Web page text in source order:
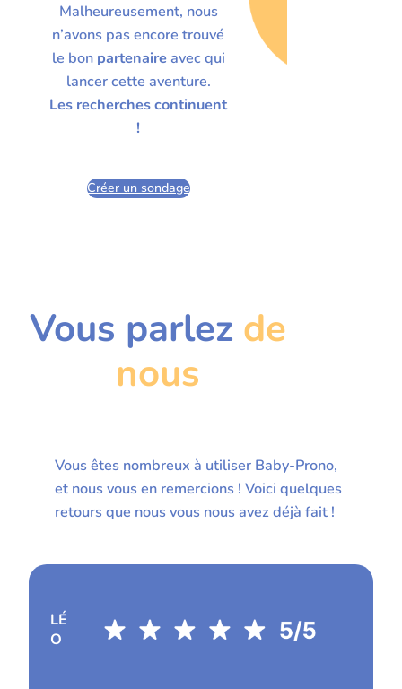
Malheureusement, nous
n’avons pas encore trouvé
le bon partenaireavec qui
lancer cette aventure.
Les recherches continuent
!
Créer un sondage
Vous parlez de
nous
Vous êtes nombreux à utiliser Baby-Prono,
et nous vous en remercions ! Voici quelques
retours que nous vous nous avez déjà fait !
LÉ
O